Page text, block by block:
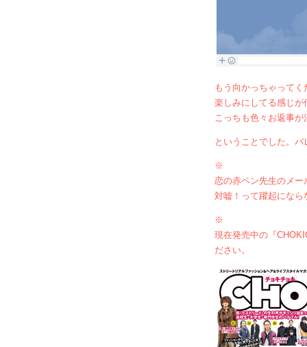
もう向かっちゃってく
楽しみにしてる感じ
こっちも色々お返事が
ということでした。
※
恋の赤ペン先生のメ
対嘘！って躍起になら
※
現在発売中の『
ださい。